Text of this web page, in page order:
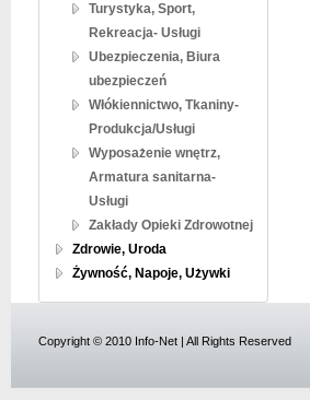
Turystyka, Sport,
Rekreacja- Usługi
Ubezpieczenia, Biura
ubezpieczeń
Włókiennictwo, Tkaniny-
Produkcja/Usługi
Wyposażenie wnętrz,
Armatura sanitarna-
Usługi
Zakłady Opieki Zdrowotnej
Zdrowie, Uroda
Żywność, Napoje, Używki
Copyright © 2010 Info-Net | All Rights Reserved